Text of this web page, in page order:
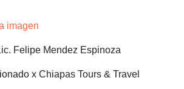
imagen
Felipe Mendez Espinoza
x Chiapas Tours & Travel